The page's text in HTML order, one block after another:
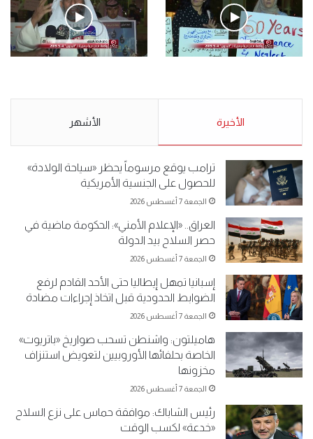
.وقفة احتجاجية رمزية لـ”#البدون” في ساحة الإرادة 4-5-2019.
الأحد 5 مايو 2019
5-2019.
نبيع مخدرات يعني ولا خمر؟!.
الأخيرة الأشهر
ترامب يوقع مرسوماً يحظر «سياحة الولادة»
للحصول على الجنسية الأمريكية
الجمعة 7 أغسطس 2026
العراق.. «الإعلام الأمني»: الحكومة ماضية في
حصر السلاح بيد الدولة
الجمعة 7 أغسطس 2026
إسبانيا تمهل إيطاليا حتى الأحد القادم لرفع
الضوابط الحدودية قبل اتخاذ إجراءات مضادة
الجمعة 7 أغسطس 2026
هاميلتون: واشنطن تسحب صواريخ «باتريوت»
الخاصة بحلفائها الأوروبيين لتعويض استنزاف
مخزونها
الجمعة 7 أغسطس 2026
رئيس الشاباك: موافقة حماس على نزع السلاح
«خدعة» لكسب الوقت